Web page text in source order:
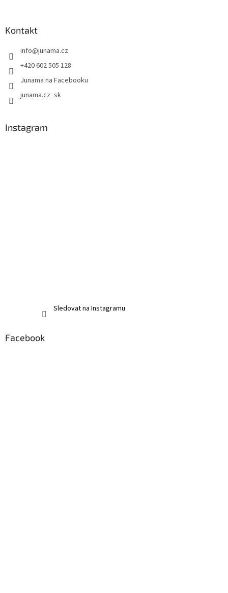
Kontakt
info@junama.cz
+420 602 505 128
Junama na Facebooku
junama.cz_sk
Instagram
Sledovat na Instagramu
Facebook